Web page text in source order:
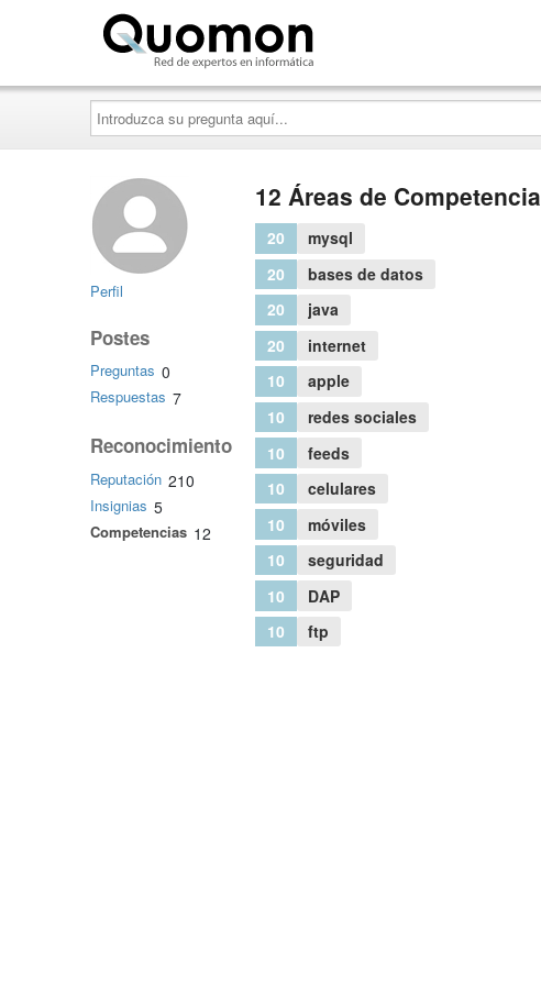
Introduzca
su
pregunta
aquí...
Perfil
Postes
Preguntas 0
Respuestas 7
Reconocimiento
Reputación 210
Insignias 5
Competencias 12
12 Áreas de Competencia
20
mysql
20
bases de datos
20
java
20
internet
10
apple
10
redes sociales
10
feeds
10
celulares
10
móviles
10
seguridad
10
DAP
10
ftp